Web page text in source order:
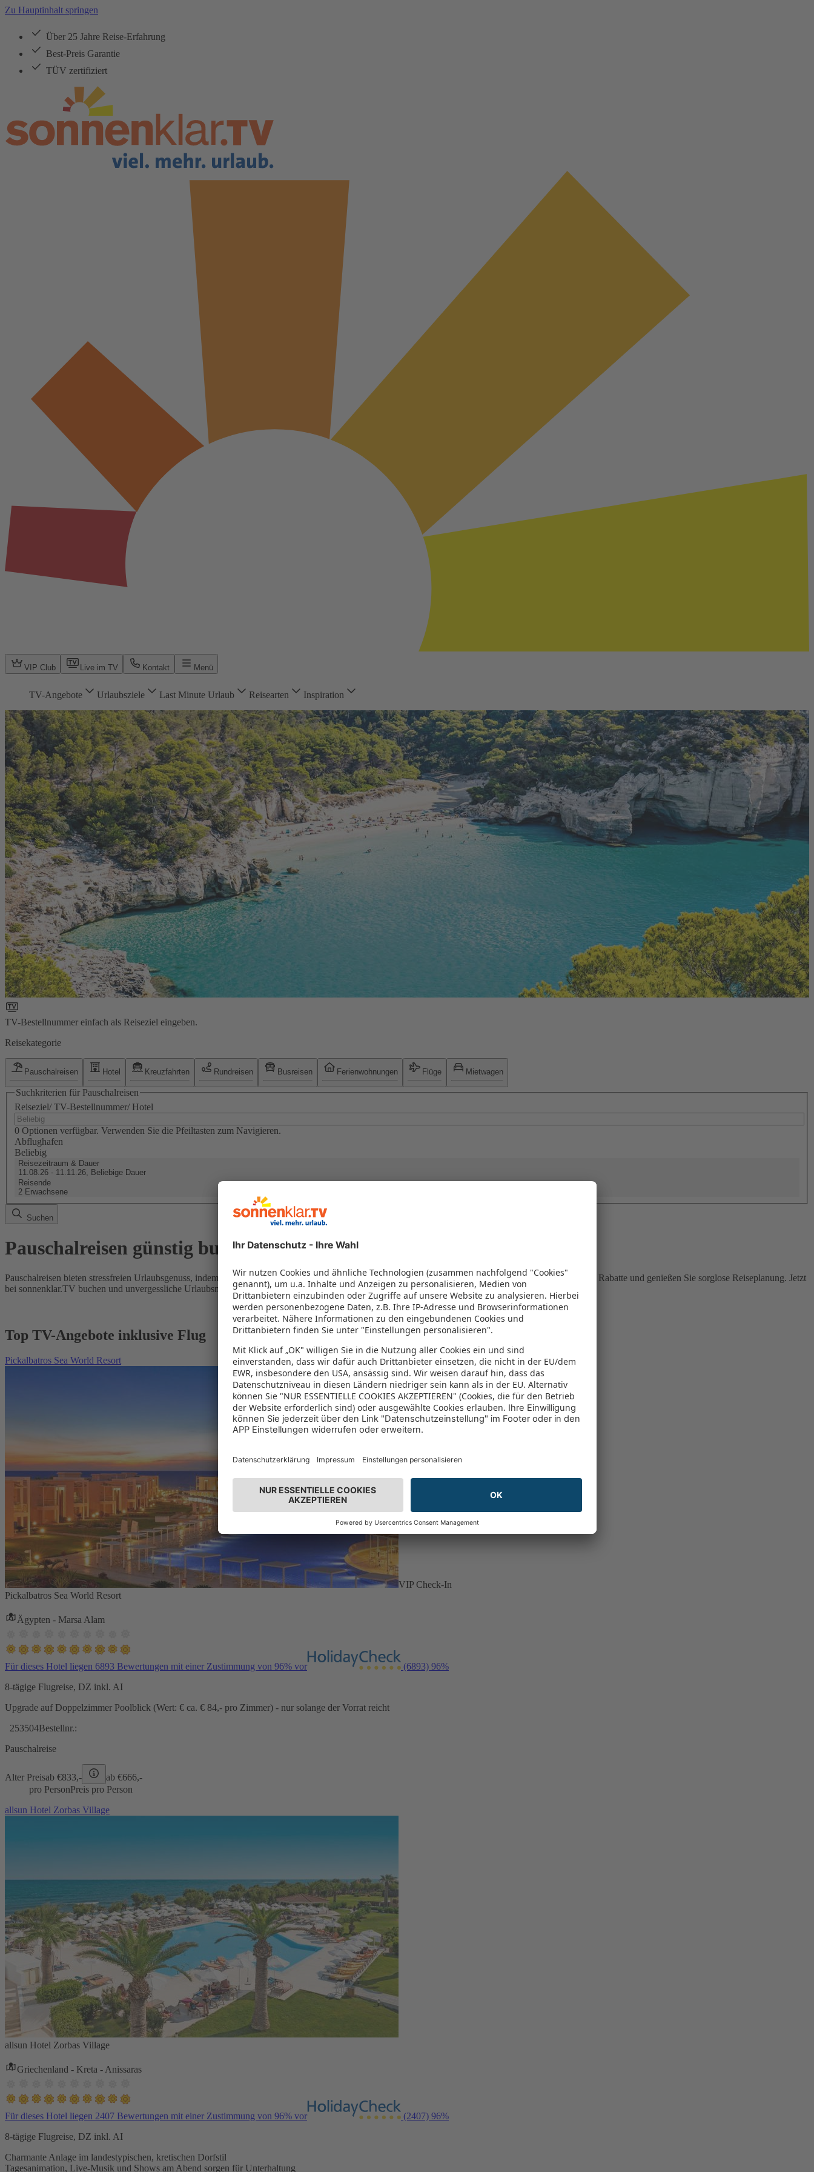
Zu Hauptinhalt springen
Über 25 Jahre Reise-Erfahrung
Best-Preis Garantie
TÜV zertifiziert
VIP Club Live im TV Kontakt Menü
TV-Angebote Urlaubsziele Last Minute Urlaub Reisearten Inspiration
TV-Bestellnummer einfach als Reiseziel eingeben.
Reisekategorie
Pauschalreisen Hotel Kreuzfahrten Rundreisen Busreisen Ferienwohnungen Flüge Mietwagen
Suchkriterien für Pauschalreisen
Reiseziel/ TV-Bestellnummer/ Hotel
0 Optionen verfügbar. Verwenden Sie die Pfeiltasten zum Navigieren.
Abflughafen
Beliebig
Reisezeitraum & Dauer
11.08.26 - 11.11.26, Beliebige Dauer
Reisende
2 Erwachsene
Suchen
Pauschalreisen günstig buchen
Pauschalreisen bieten stressfreien Urlaubsgenuss, indem Flug und Hotel in einem Paket kombiniert werden – das spart Zeit und Geld. Nutzen Sie attraktive Rabatte und genießen Sie sorglose Reiseplanung. Jetzt
bei sonnenklar.TV buchen und unvergessliche Urlaubsmomente erleben!
Top TV-Angebote inklusive Flug
Pickalbatros Sea World Resort
VIP Check-In
Pickalbatros Sea World Resort
Ägypten - Marsa Alam
Für dieses Hotel liegen 6893 Bewertungen mit einer Zustimmung von 96% vor (6893) 96%
8-tägige Flugreise, DZ inkl. AI
Upgrade auf Doppelzimmer Poolblick (Wert: € ca. € 84,- pro Zimmer) - nur solange der Vorrat reicht
253504Bestellnr.:
Pauschalreise
Alter Preisab €833,- ab €666,-
pro PersonPreis pro Person
allsun Hotel Zorbas Village
allsun Hotel Zorbas Village
Griechenland - Kreta - Anissaras
Für dieses Hotel liegen 2407 Bewertungen mit einer Zustimmung von 96% vor (2407) 96%
8-tägige Flugreise, DZ inkl. AI
Charmante Anlage im landestypischen, kretischen Dorfstil
Tagesanimation, Live-Musik und Shows am Abend sorgen für Unterhaltung